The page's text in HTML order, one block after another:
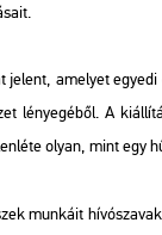
ame­lyet
lé­nye­gé­ből. A
olyan, mint egy
mun­ká­it